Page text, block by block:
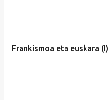
Frankismoa eta euskara (I)